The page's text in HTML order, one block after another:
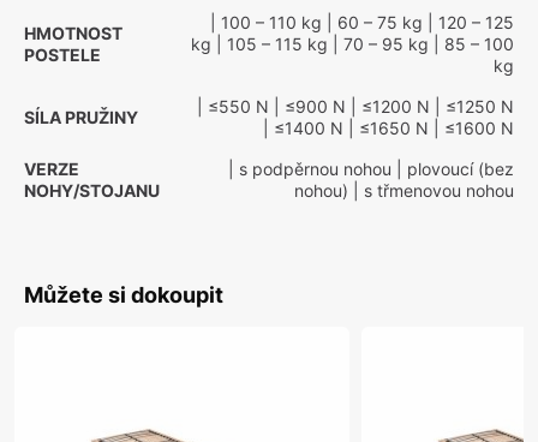
HMOTNOST
POSTELE
| 100 – 110 kg | 60 – 75 kg | 120 – 125
kg | 105 – 115 kg | 70 – 95 kg | 85 – 100
kg
SÍLA PRUŽINY
| ≤550 N | ≤900 N | ≤1200 N | ≤1250 N
| ≤1400 N | ≤1650 N | ≤1600 N
VERZE
NOHY/STOJANU
| s podpěrnou nohou | plovoucí (bez
nohou) | s třmenovou nohou
Můžete si dokoupit